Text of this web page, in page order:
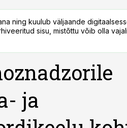
ning kuulub väljaande
sisu, mistõttu võib olla
ja